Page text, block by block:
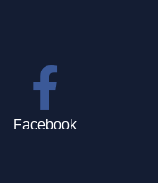
Facebook